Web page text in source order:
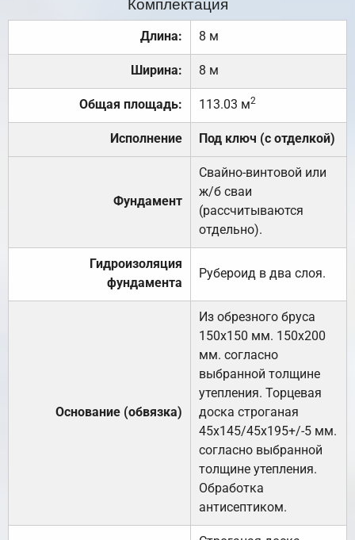
Длина: 8 м
Ширина: 8 м
Общая площадь: 113.03 м2
Исполнение Под ключ (с отделкой)
Фундамент
Свайно-винтовой или
ж/б сваи
(рассчитываются
отдельно).
Гидроизоляция
фундамента
Рубероид в два слоя.
Основание (обвязка)
Из обрезного бруса
150х150 мм. 150х200
мм. согласно
выбранной толщине
утепления. Торцевая
доска строганая
45х145/45х195+/-5 мм.
согласно выбранной
толщине утепления.
Обработка
антисептиком.